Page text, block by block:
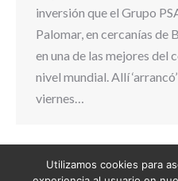
inversión que el Grupo
Palomar, en cercanías de
en una de las mejores del
nivel mundial. Allí
viernes…
Utilizamos cookies para